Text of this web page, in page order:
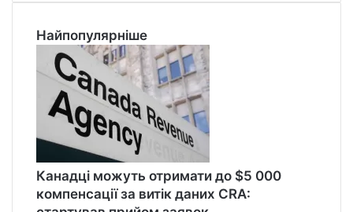
н
о
р
о
л
в
1
и
Найпопулярніше
Канадці можуть отримати до $5 000
компенсації за витік даних CRA: